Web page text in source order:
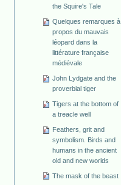
the Squire's Tale
Quelques remarques à
propos du mauvais
léopard dans la
littérature française
médiévale
John Lydgate and the
proverbial tiger
Tigers at the bottom of
a treacle well
Feathers, grit and
symbolism. Birds and
humans in the ancient
old and new worlds
The mask of the beast